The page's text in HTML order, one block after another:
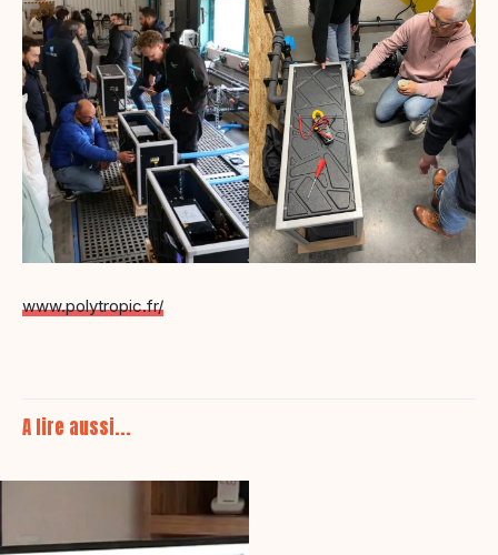
www.polytropic.fr/
A lire aussi...